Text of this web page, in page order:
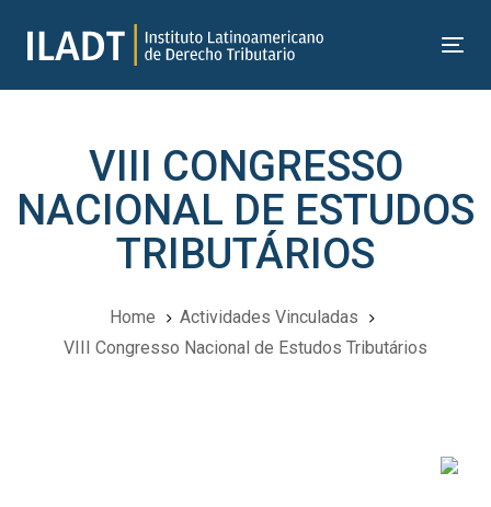
to
content
VIII CONGRESSO
NACIONAL DE ESTUDOS
TRIBUTÁRIOS
Home
Actividades Vinculadas
VIII Congresso Nacional de Estudos Tributários